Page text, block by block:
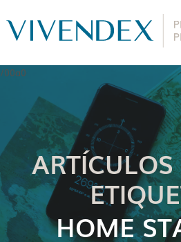
HOME